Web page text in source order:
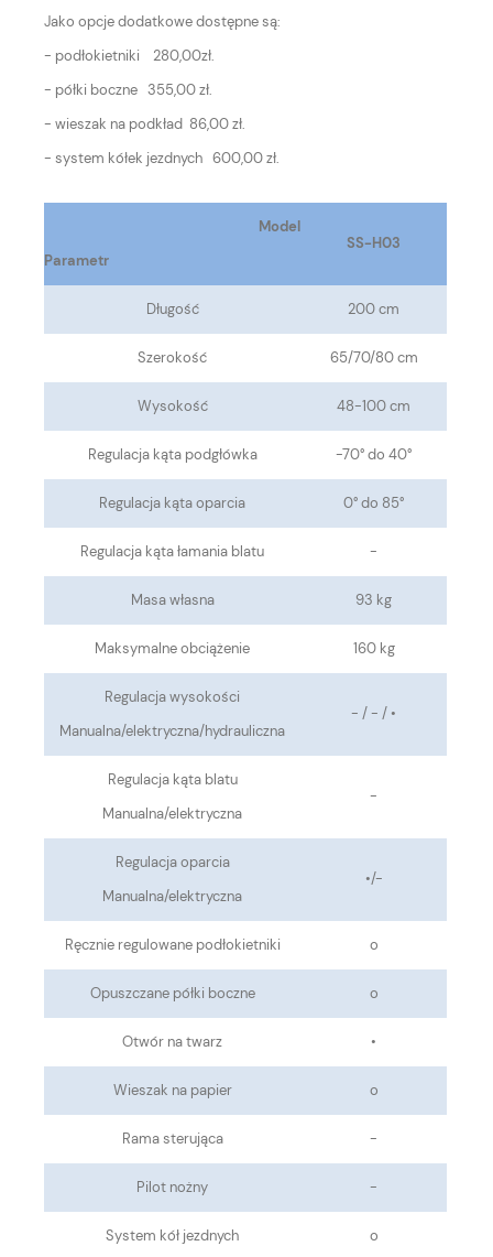
Jako opcje dodatkowe dostępne są:
- podłokietniki 280,00zł.
- półki boczne 355,00 zł.
- wieszak na podkład 86,00 zł.
- system kółek jezdnych 600,00 zł.
Model
Parametr
SS-H03
Długość 200 cm
Szerokość 65/70/80 cm
Wysokość 48-100 cm
Regulacja kąta podgłówka -70° do 40°
Regulacja kąta oparcia 0° do 85°
Regulacja kąta łamania blatu -
Masa własna 93 kg
Maksymalne obciążenie 160 kg
Regulacja wysokości
Manualna/elektryczna/hydrauliczna
- / - / •
Regulacja kąta blatu
Manualna/elektryczna
-
Regulacja oparcia
Manualna/elektryczna
•/-
Ręcznie regulowane podłokietniki o
Opuszczane półki boczne o
Otwór na twarz •
Wieszak na papier o
Rama sterująca -
Pilot nożny -
System kół jezdnych o